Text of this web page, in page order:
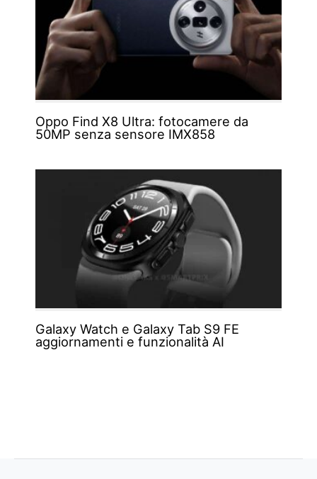
Oppo Find X8 Ultra: fotocamere da
50MP senza sensore IMX858
Galaxy Watch e Galaxy Tab S9 FE
aggiornamenti e funzionalità AI